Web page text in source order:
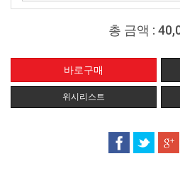
총 금액 :
위시리스트